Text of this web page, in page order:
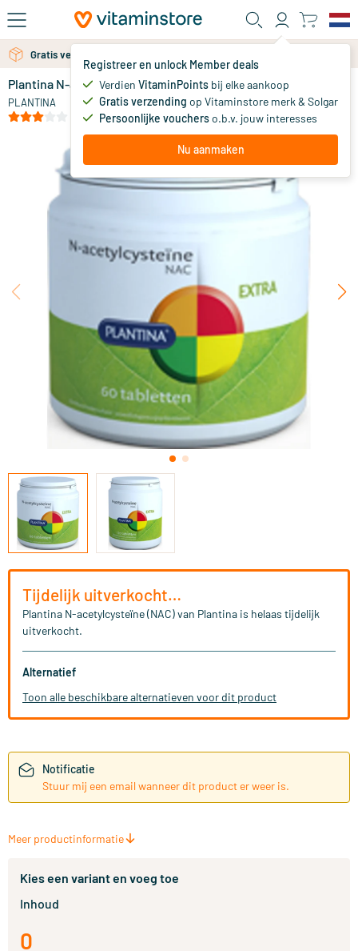
Ga naar de hoofdinhoud
Registreer en unlock Member deals
Verdien VitaminPoints bij elke aankoop
Gratis verzending op Vitaminstore merk & Solgar
Persoonlijke voucherso.b.v. jouw interesses
Nu aanmaken
Gratis verzending vanaf 25 euro
Gratis persoonlijk advies via chat of email
Plantina N-acetylcysteïne (NAC)
PLANTINA
Tijdelijk uitverkocht…
Plantina N-acetylcysteïne (NAC) van Plantina is helaas tijdelijk
uitverkocht.
Alternatief
Toon alle beschikbare alternatieven voor dit product
Notificatie
Stuur mij een email wanneer dit product er weer is.
Meer productinformatie
Kies een variant en voeg toe
Inhoud
0